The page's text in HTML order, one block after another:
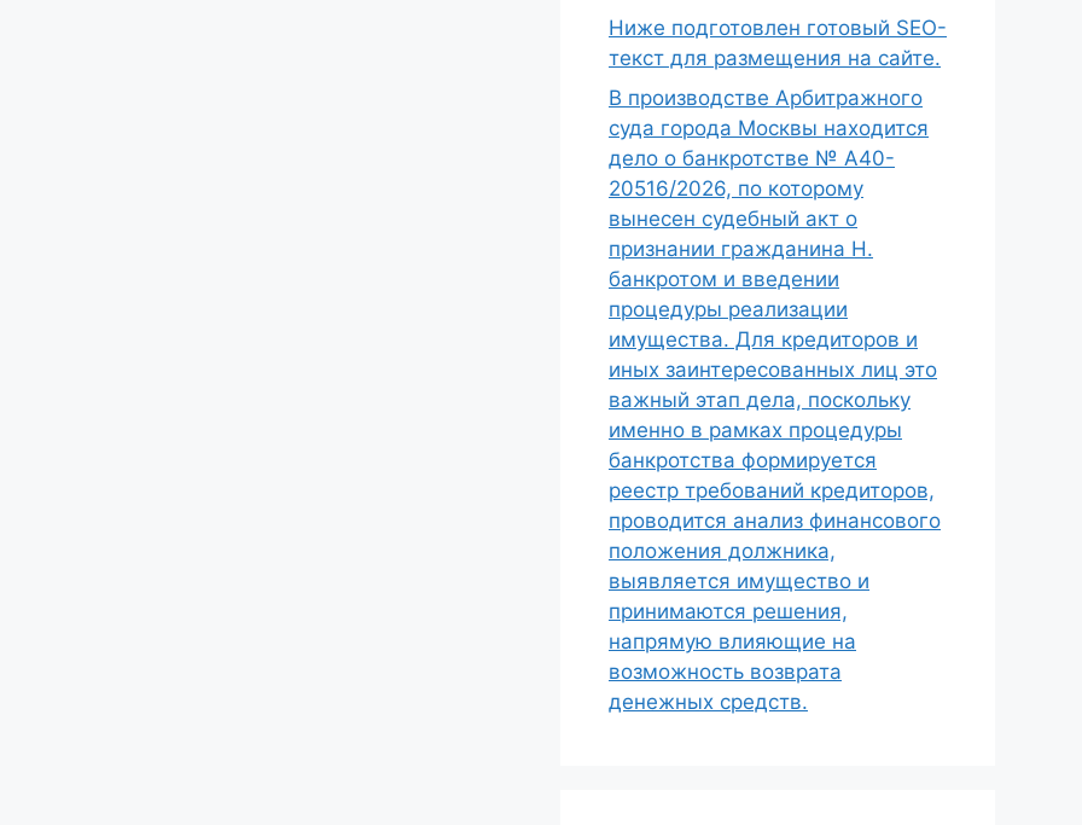
Ниже подготовлен готовый SEO-
текст для размещения на сайте.
В производстве Арбитражного
суда города Москвы находится
дело о банкротстве № А40-
20516/2026, по которому
вынесен судебный акт о
признании гражданина Н.
банкротом и введении
процедуры реализации
имущества. Для кредиторов и
иных заинтересованных лиц это
важный этап дела, поскольку
именно в рамках процедуры
банкротства формируется
реестр требований кредиторов,
проводится анализ финансового
положения должника,
выявляется имущество и
принимаются решения,
напрямую влияющие на
возможность возврата
денежных средств.